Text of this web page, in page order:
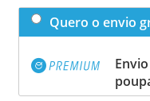
Quero o envio